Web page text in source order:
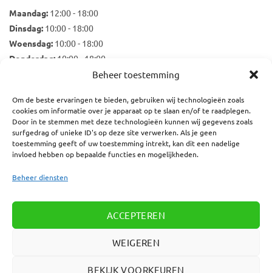
Beheer toestemming
Om de beste ervaringen te bieden, gebruiken wij technologieën zoals
cookies om informatie over je apparaat op te slaan en/of te raadplegen.
Door in te stemmen met deze technologieën kunnen wij gegevens zoals
surfgedrag of unieke ID's op deze site verwerken. Als je geen
toestemming geeft of uw toestemming intrekt, kan dit een nadelige
invloed hebben op bepaalde functies en mogelijkheden.
Beheer diensten
ACCEPTEREN
WEIGEREN
BEKIJK VOORKEUREN
Maandag: 12:00 - 18:00
Dinsdag: 10:00 - 18:00
Woensdag: 10:00 - 18:00
Donderdag: 10:00 - 18:00
Nieuwsbrief
E-mailadres: